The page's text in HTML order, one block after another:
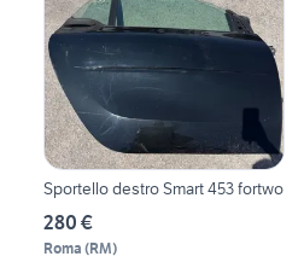
Sportello destro Smart 453 fortwo
280 €
Roma (RM)